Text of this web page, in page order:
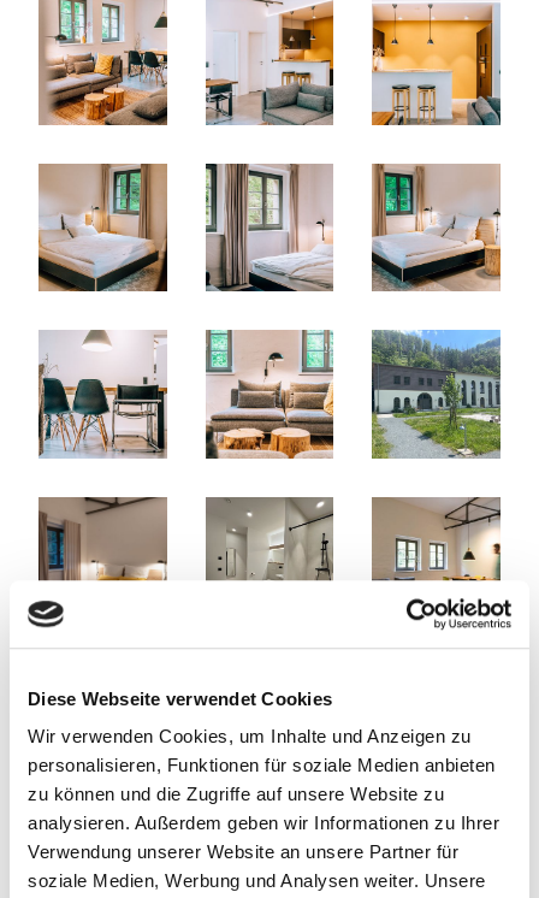
Diese Webseite verwendet Cookies
Wir verwenden Cookies, um Inhalte und Anzeigen zu
personalisieren, Funktionen für soziale Medien anbieten
zu können und die Zugriffe auf unsere Website zu
analysieren. Außerdem geben wir Informationen zu Ihrer
Verwendung unserer Website an unsere Partner für
soziale Medien, Werbung und Analysen weiter. Unsere